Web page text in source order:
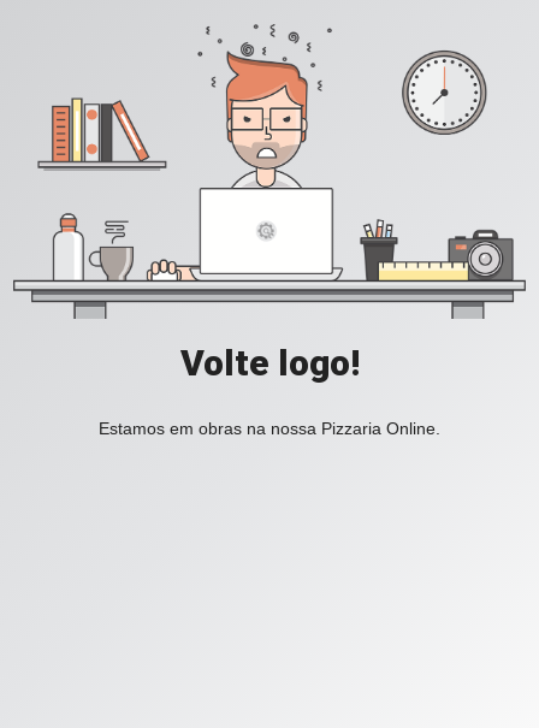
Volte logo!
Estamos em obras na nossa Pizzaria Online.